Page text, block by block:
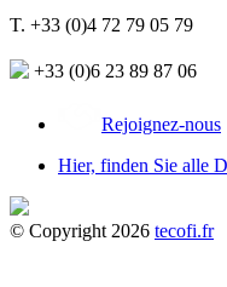
T. +33 (0)4 72 79 05 79
+33 (0)6 23 89 87 06
Rejoignez-nous
Hier, finden Sie alle
© Copyright 2026 tecofi.fr